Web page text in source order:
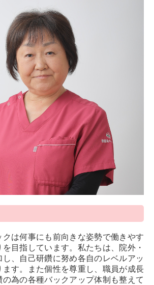
クは何事にも前向きな姿勢で働きやす
目指しています。私たちは、院外・
し、自己研鑽に努め各自のレベルアッ
ます。また個性を尊重し、職員が成長
為の各種バックアップ体制も整えて